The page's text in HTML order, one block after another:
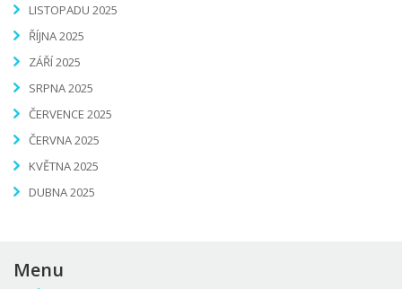
LISTOPADU 2025
ŘÍJNA 2025
ZÁŘÍ 2025
SRPNA 2025
ČERVENCE 2025
ČERVNA 2025
KVĚTNA 2025
DUBNA 2025
Menu